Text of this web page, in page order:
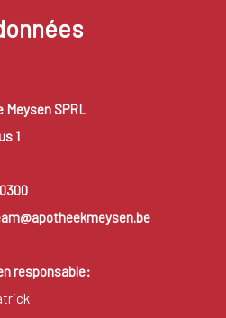
Meysen SPRL
1
responsable: